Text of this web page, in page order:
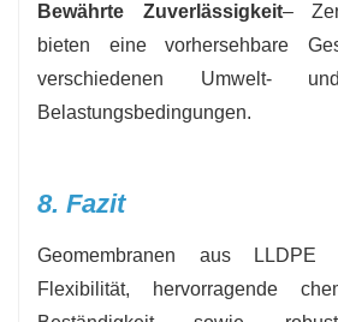
Bewährte Zuverlässigkeit–
bieten eine vorhersehbare
verschiedenen Umwelt-
Belastungsbedingungen.
8. Fazit
Geomembranen aus LLDPE
Flexibilität, hervorragende